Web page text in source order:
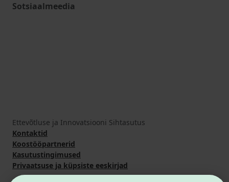
Sotsiaalmeedia
Ettevõtluse ja Innovatsiooni Sihtasutus
Kontaktid
Koostööpartnerid
Kasutustingimused
Privaatsuse ja küpsiste eeskirjad